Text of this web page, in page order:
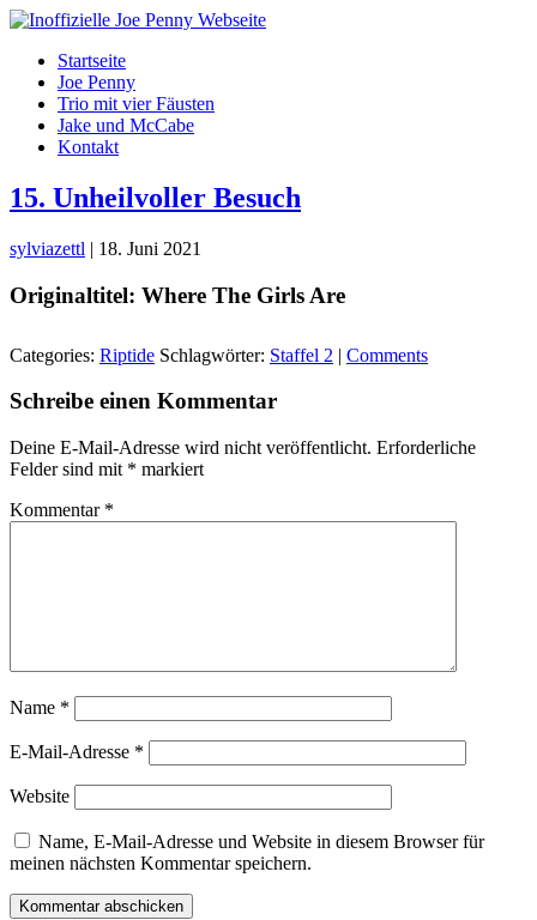
Skip
content
Startseite
Joe Penny
Trio mit vier Fäusten
Jake und McCabe
Kontakt
15. Unheilvoller Besuch
sylviazettl | 18. Juni 2021
Originaltitel: Where The Girls Are
Categories: Riptide Schlagwörter: Staffel 2 | Comments
Schreibe einen Kommentar
Deine E-Mail-Adresse wird nicht veröffentlicht. Erforderliche
Felder sind mit * markiert
Kommentar *
Name *
E-Mail-Adresse *
Website
Name, E-Mail-Adresse und Website in diesem Browser für
meinen nächsten Kommentar speichern.